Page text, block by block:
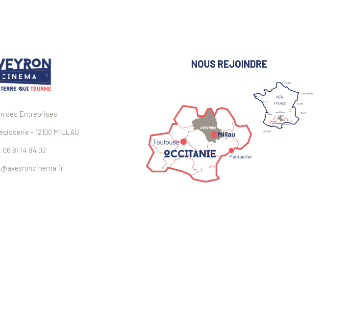
des Entreprises
– 12100 MILLAU
06 81 14 84 02
NOUS REJOINDRE